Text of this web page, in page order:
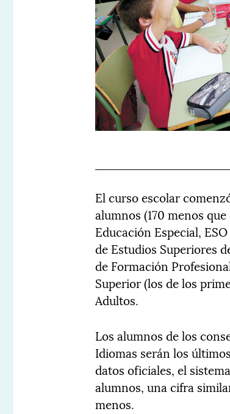
El curso escolar
alumnos (170 menos
Educación Especial,
de Estudios Superiores
de Formación
Superior (los de los
Adultos.
Los alumnos de los
Idiomas serán los
datos oficiales, el
alumnos, una cifra
menos.